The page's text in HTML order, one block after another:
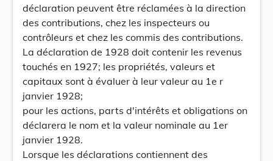
déclaration peuvent être réclamées à la direction
des contributions, chez les inspecteurs ou
contrôleurs et chez les commis des contributions.
La déclaration de 1928 doit contenir les revenus
touchés en 1927; les propriétés, valeurs et
capitaux sont à évaluer à leur valeur au 1e r
janvier 1928;
pour les actions, parts d'intérêts et obligations on
déclarera le nom et la valeur nominale au 1er
janvier 1928.
Lorsque les déclarations contiennent des